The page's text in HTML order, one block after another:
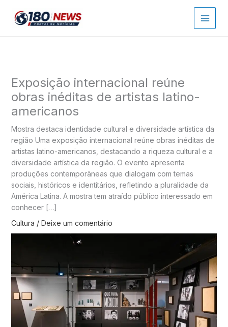
para
Exposição internacional reúne
obras inéditas de artistas latino-
americanos
Mostra destaca identidade cultural e diversidade artística da
região Uma exposição internacional reúne obras inéditas de
artistas latino-americanos, destacando a riqueza cultural e a
diversidade artística da região. O evento apresenta
produções contemporâneas que dialogam com temas
sociais, históricos e identitários, refletindo a pluralidade da
América Latina. A mostra tem atraído público interessado em
conhecer […]
Cultura / Deixe um comentário